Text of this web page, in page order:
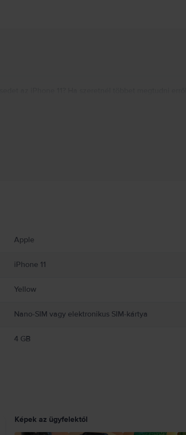
és érzékeny elektronikus alkatrészeket tartalmaz. Az iPhone
helyzeteket okozhat (például ne hallgass zenét fejhallgatóval
Apple
iPhone 11
Yellow
Nano-SIM vagy elektronikus SIM-kártya
4 GB
Képek az ügyfelektől